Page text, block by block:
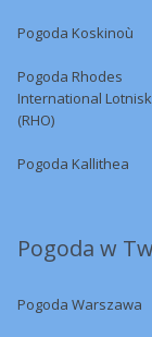
Pogoda Koskinoù
Pogoda Rhodes
International
(RHO)
Pogoda Kallithea
Pogoda w
Pogoda Warszawa